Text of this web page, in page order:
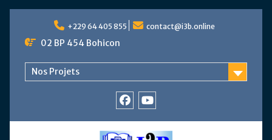
content
+229 64 405 855 contact@i3b.online
02 BP 454 Bohicon
Nos Projets
Youtube